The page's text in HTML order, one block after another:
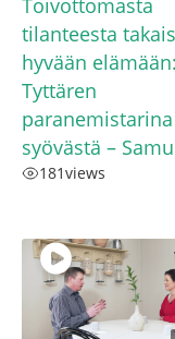
Toivottomasta
tilanteesta
hyvään elämään:
Tyttären
paranemistarina
syövästä –
181views